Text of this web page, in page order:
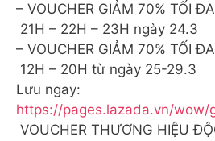
– VOUCHER GIẢM 70% TỐI
21H – 22H – 23H ngày 24.3
– VOUCHER GIẢM 70% TỐI
12H – 20H từ ngày 25-29.3
Lưu ngay:
https://pages.lazada.vn/
VOUCHER THƯƠNG HIỆU